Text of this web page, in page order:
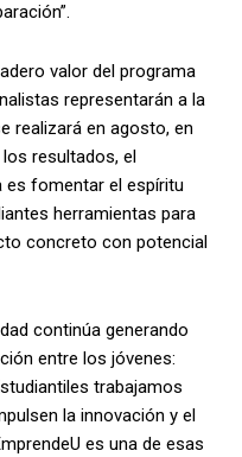
valor del programa
representarán a la
realizará en agosto, en
resultados, el
es fomentar el espíritu
herramientas para
concreto con potencial
continúa generando
entre los jóvenes:
trabajamos
la innovación y el
es una de esas